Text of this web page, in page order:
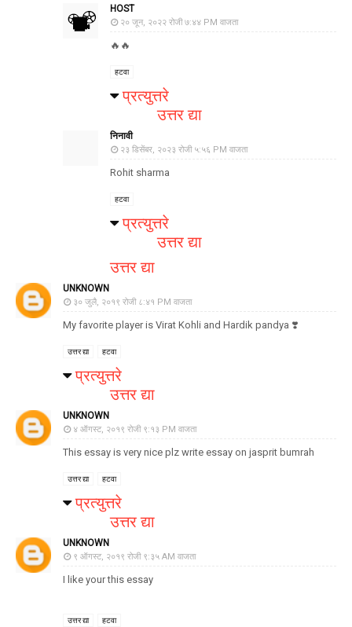
HOST
२० जून, २०२२ रोजी ७:४४ PM वाजता
🔥🔥
हटवा
प्रत्युत्तरे
उत्तर द्या
निनावी
२३ डिसेंबर, २०२३ रोजी ५:५६ PM वाजता
Rohit sharma
हटवा
प्रत्युत्तरे
उत्तर द्या
उत्तर द्या
UNKNOWN
३० जुलै, २०१९ रोजी ८:४१ PM वाजता
My favorite player is Virat Kohli and Hardik pandya ❣️
उत्तर द्या हटवा
प्रत्युत्तरे
उत्तर द्या
UNKNOWN
४ ऑगस्ट, २०१९ रोजी ९:१३ PM वाजता
This essay is very nice plz write essay on jasprit bumrah
उत्तर द्या हटवा
प्रत्युत्तरे
उत्तर द्या
UNKNOWN
९ ऑगस्ट, २०१९ रोजी ९:३५ AM वाजता
I like your this essay
उत्तर द्या हटवा